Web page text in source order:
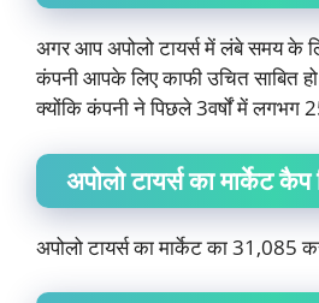
अगर आप अपोलो टायर्स में लंबे समय के
कंपनी आपके लिए काफी उचित साबित
क्योंकि कंपनी ने पिछले 3वर्षों में लगभग
अपोलो टायर्स का मार्केट
अपोलो टायर्स का मार्केट का 31,085